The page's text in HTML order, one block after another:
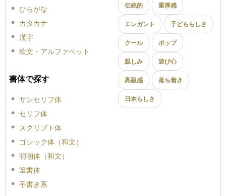
ひらがな
カタカナ
漢字
欧文・アルファベット
書体で探す
サンセリフ体
セリフ体
スクリプト体
ゴシック体（和文）
明朝体（和文）
筆書体
手書き系
伝統的 重厚感
エレガント 子どもらしさ
クール ポップ
親しみ 遊び心
高級感 落ち着き
日本らしさ